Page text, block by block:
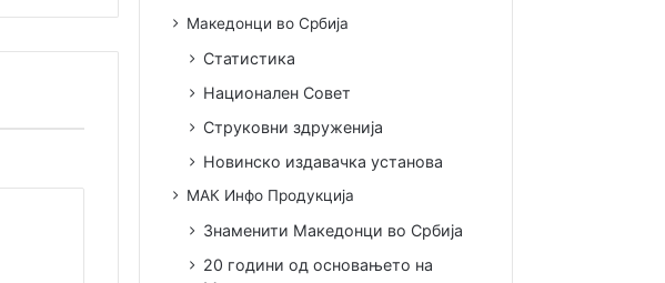
Македонци во Србија
Статистика
Национален Совет
Струковни здруженија
Новинско издавачка установа
МАК Инфо Продукција
Знаменити Македонци во Србија
20 години од основањето на